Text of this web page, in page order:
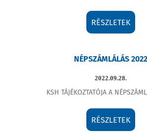
RÉSZLETEK
NÉPSZÁMLÁLÁS 2022
2022.09.28.
KSH TÁJÉKOZTATÓJA A
RÉSZLETEK